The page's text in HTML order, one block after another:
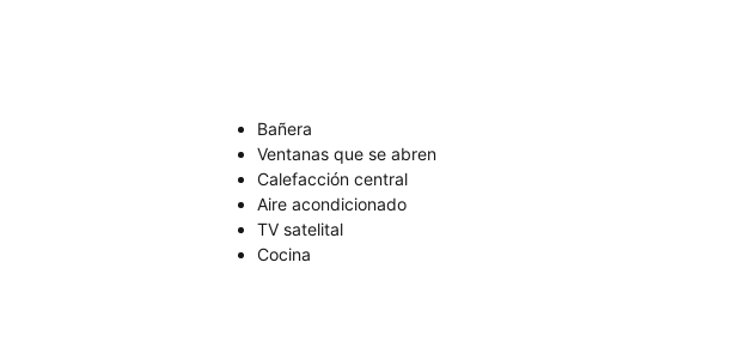
Bañera
Ventanas que se abren
Calefacción central
Aire acondicionado
TV satelital
Cocina